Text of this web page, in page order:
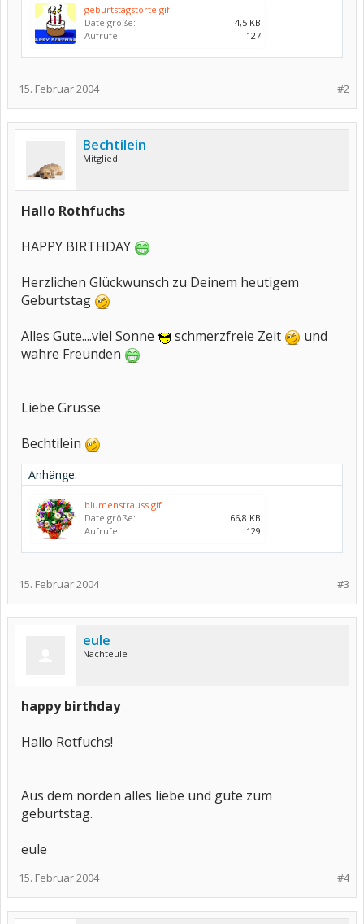
geburtstagstorte.gif
Dateigröße:
4,5 KB
Aufrufe:
127
#2
15. Februar 2004
Bechtilein
Mitglied
Hallo Rothfuchs
HAPPY BIRTHDAY
Herzlichen Glückwunsch zu Deinem heutigem
Geburtstag
Alles Gute....viel Sonne
schmerzfreie Zeit
und
wahre Freunden
Liebe Grüsse
Bechtilein
Anhänge:
blumenstrauss.gif
Dateigröße:
66,8 KB
Aufrufe:
129
#3
15. Februar 2004
eule
Nachteule
happy birthday
Hallo Rotfuchs!
Aus dem norden alles liebe und gute zum
geburtstag.
eule
#4
15. Februar 2004